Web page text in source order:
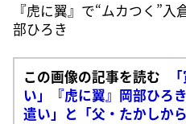
『虎に翼』で“ムカつく”入
部ひろき
この画像の記事を読む
い」『虎に翼』岡部ひろ
遣い」と「父・たかしか